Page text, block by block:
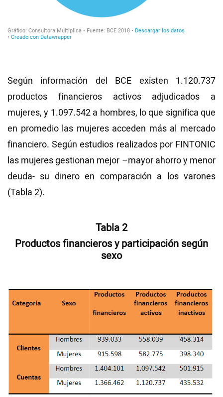
Según información del BCE existen 1.120.737
productos financieros activos adjudicados a
mujeres, y 1.097.542 a hombres, lo que significa que
en promedio las mujeres acceden más al mercado
financiero. Según estudios realizados por FINTONIC
las mujeres gestionan mejor –mayor ahorro y menor
deuda- su dinero en comparación a los varones
(Tabla 2).
Tabla 2
Productos financieros y participación según
sexo